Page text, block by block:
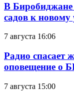
В Биробиджане
садов к новому
7 августа 16:06
Радио спасает
оповещение о
7 августа 15:00